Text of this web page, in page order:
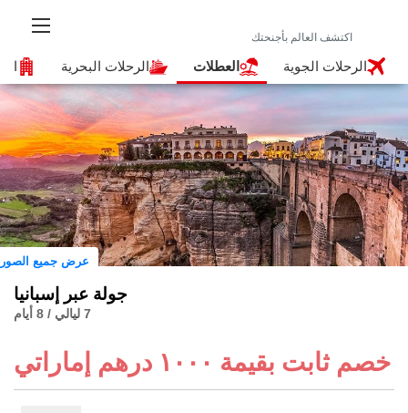
الرحلات الجوية العطلات الرحلات البحرية
عرض جميع الصور
جولة عبر إسبانيا
خصم ثابت بقيمة ١٠٠٠ درهم إماراتي